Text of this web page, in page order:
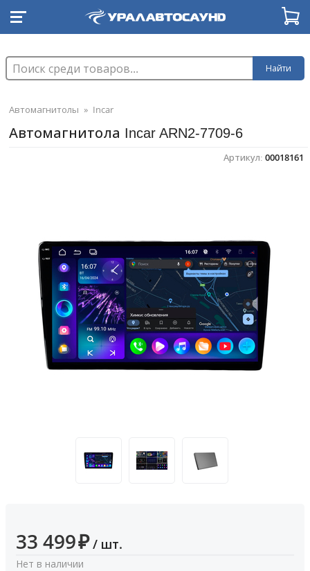
Найти
Автомагнитолы » Incar
Автомагнитола Incar ARN2-7709-6
Артикул: 00018161
33 499₽ / шт.
Нет в наличии